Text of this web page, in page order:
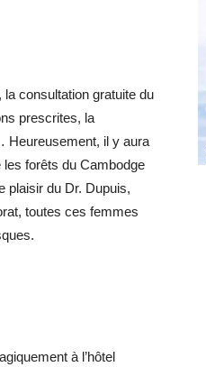
consultation gratuite du
prescrites, la
Heureusement, il y aura
forêts du Cambodge
plaisir du Dr. Dupuis,
toutes ces femmes
à l’hôtel